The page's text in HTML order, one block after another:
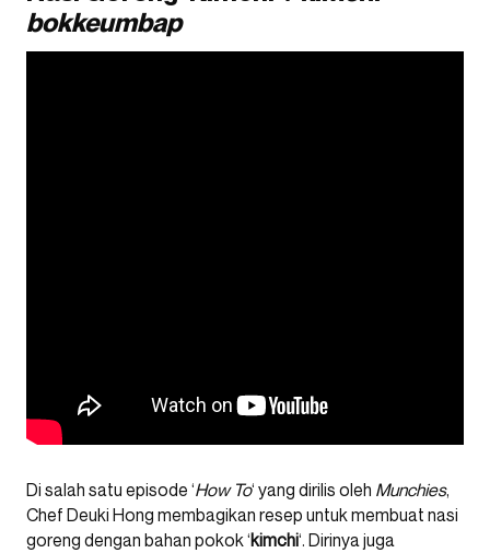
bokkeumbap
Di salah satu episode ‘How To‘ yang dirilis oleh Munchies,
Chef Deuki Hong membagikan resep untuk membuat nasi
goreng dengan bahan pokok ‘kimchi‘. Dirinya juga